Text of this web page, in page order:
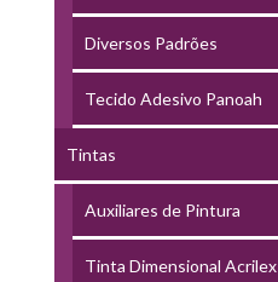
Diversos Padrões
Tecido Adesivo Panoah
Tintas
Auxiliares de Pintura
Tinta Dimensional Acrilex